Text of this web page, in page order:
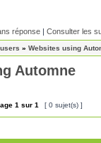
réponse | Consulter les
» Websites using
Automne
1 sur 1 [ 0 sujet(s) ]